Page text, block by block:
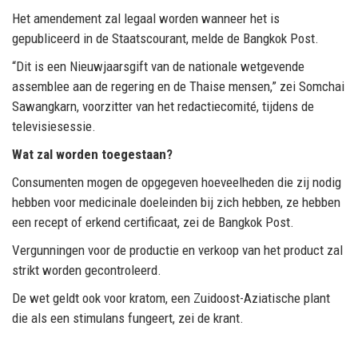
Het amendement zal legaal worden wanneer het is
gepubliceerd in de Staatscourant, melde de Bangkok Post.
“Dit is een Nieuwjaarsgift van de nationale wetgevende
assemblee aan de regering en de Thaise mensen,” zei Somchai
Sawangkarn, voorzitter van het redactiecomité, tijdens de
televisiesessie.
Wat zal worden toegestaan?
Consumenten mogen de opgegeven hoeveelheden die zij nodig
hebben voor medicinale doeleinden bij zich hebben, ze hebben
een recept of erkend certificaat, zei de Bangkok Post.
Vergunningen voor de productie en verkoop van het product zal
strikt worden gecontroleerd.
De wet geldt ook voor kratom, een Zuidoost-Aziatische plant
die als een stimulans fungeert, zei de krant.